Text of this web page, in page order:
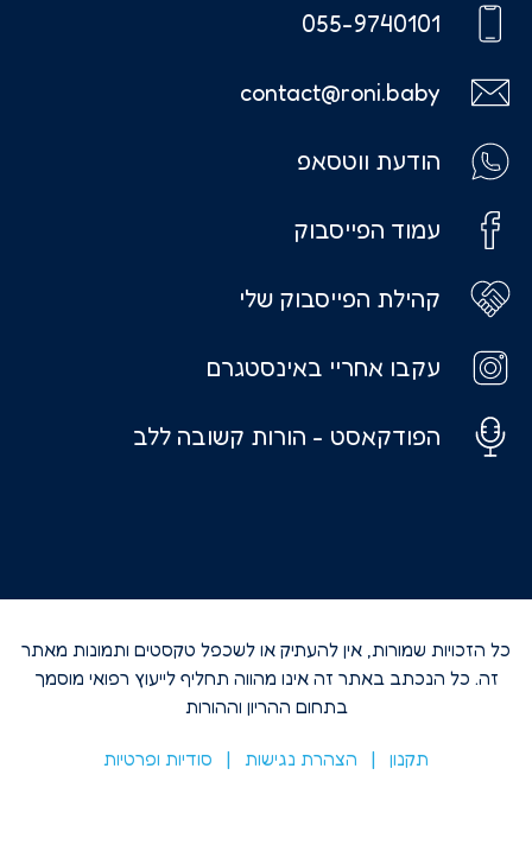
055-9740101
contact@roni.baby
הודעת ווטסאפ
עמוד הפייסבוק
קהילת הפייסבוק שלי
עקבו אחריי באינסטגרם
הפודקאסט - הורות קשובה ללב
כל הזכויות שמורות, אין להעתיק או לשכפל טקסטים ותמונות מאתר
זה. כל הנכתב באתר זה אינו מהווה תחליף לייעוץ רפואי מוסמך
בתחום ההריון וההורות
תקנון| הצהרת נגישות​| סודיות ופרטיות